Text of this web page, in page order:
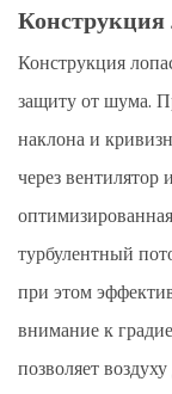
Конструкция
Конструкция
защиту от шума.
наклона и
через
турбулентный
при этом
внимание к
позволяет